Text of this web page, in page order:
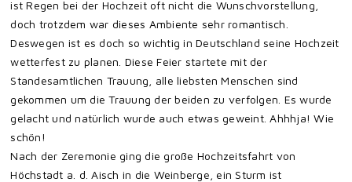
ist Regen bei der Hochzeit oft nicht die Wunschvorstellung,
doch trotzdem war dieses Ambiente sehr romantisch.
Deswegen ist es doch so wichtig in Deutschland seine Hochzeit
wetterfest zu planen. Diese Feier startete mit der
Standesamtlichen Trauung, alle liebsten Menschen sind
gekommen um die Trauung der beiden zu verfolgen. Es wurde
gelacht und natürlich wurde auch etwas geweint. Ahhhja! Wie
schön!
Nach der Zeremonie ging die große Hochzeitsfahrt von
Höchstadt a. d. Aisch in die Weinberge, ein Sturm ist